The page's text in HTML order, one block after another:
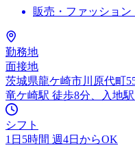
販売・ファッション
勤務地
面接地
茨城県龍ケ崎市川原代町
竜ケ崎駅 徒歩8分、入地
シフト
1日5時間 週4日からOK